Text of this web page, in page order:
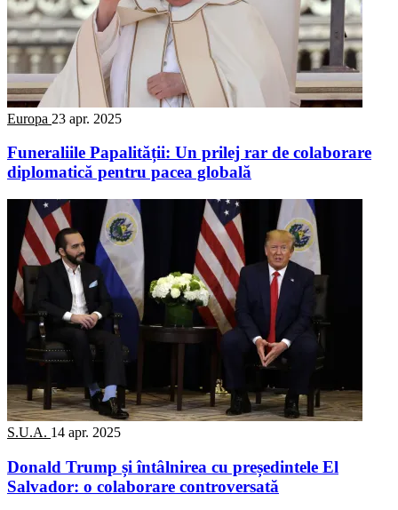
Europa 23 apr. 2025
Funeraliile Papalității: Un prilej rar de colaborare
diplomatică pentru pacea globală
S.U.A. 14 apr. 2025
Donald Trump și întâlnirea cu președintele El
Salvador: o colaborare controversată